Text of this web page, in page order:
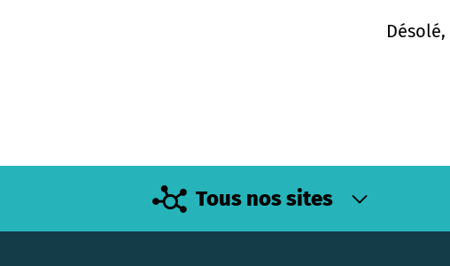
Tous nos sites